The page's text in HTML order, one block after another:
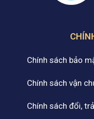
Chính sách bảo
Chính sách vận
Chính sách đổi,